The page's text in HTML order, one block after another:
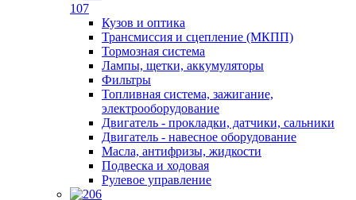
107
Кузов и оптика
Трансмиссия и сцепление (МКПП)
Тормозная система
Лампы, щетки, аккумуляторы
Фильтры
Топливная система, зажигание,
электрооборудование
Двигатель - прокладки, датчики, сальники
Двигатель - навесное оборудование
Масла, антифризы, жидкости
Подвеска и ходовая
Рулевое управление